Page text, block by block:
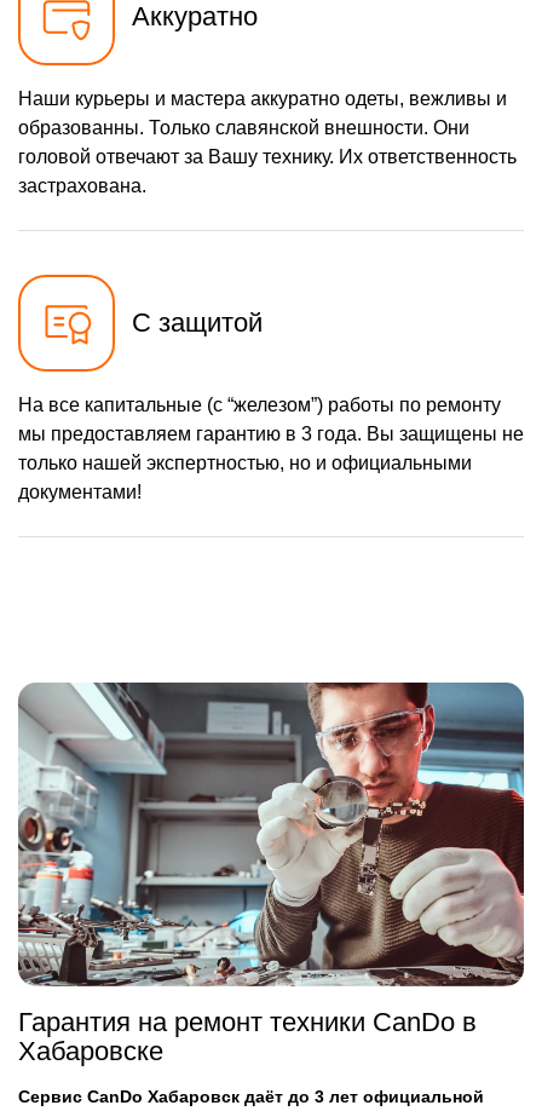
Аккуратно
Наши курьеры и мастера аккуратно одеты, вежливы и
образованны. Только славянской внешности. Они
головой отвечают за Вашу технику. Их ответственность
застрахована.
С защитой
На все капитальные (с “железом”) работы по ремонту
мы предоставляем гарантию в 3 года. Вы защищены не
только нашей экспертностью, но и официальными
документами!
Гарантия на ремонт техники CanDo в
Хабаровске
Сервис CanDo Хабаровск даёт до 3 лет официальной